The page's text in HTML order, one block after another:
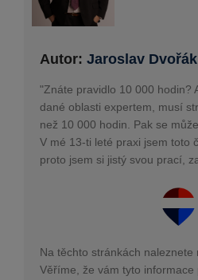
Autor: Jaroslav Dvořák
"Znáte pravidlo 10 000 hodin?
dané oblasti expertem, musí
než 10 000 hodin. Pak se
V mé 13-ti leté praxi jsem toto
proto jsem si jistý svou prací,
Na těchto stránkách naleznete
Věříme, že vám tyto